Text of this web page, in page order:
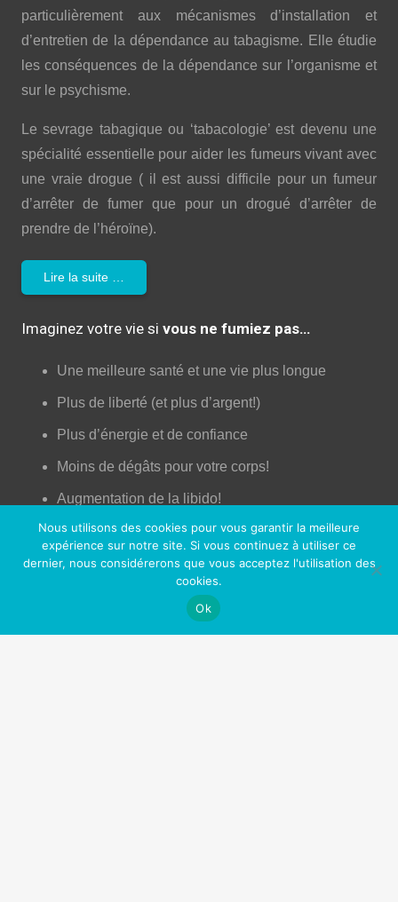
particulièrement aux mécanismes d’installation et
d’entretien de la dépendance au tabagisme. Elle étudie
les conséquences de la dépendance sur l’organisme et
sur le psychisme.
Le sevrage tabagique ou ‘tabacologie’ est devenu une
spécialité essentielle pour aider les fumeurs vivant avec
une vraie drogue ( il est aussi difficile pour un fumeur
d’arrêter de fumer que pour un drogué d’arrêter de
prendre de l’héroïne).
Lire la suite …
Imaginez votre vie si vous ne fumiez pas…
Une meilleure santé et une vie plus longue
Plus de liberté (et plus d’argent!)
Plus d’énergie et de confiance
Moins de dégâts pour votre corps!
Augmentation de la libido!
Une peau plus jeune
Un meilleur contrôle de votre vie
Plus d’opportunités professionnelles et sociales
Nous utilisons des cookies pour vous garantir la meilleure
expérience sur notre site. Si vous continuez à utiliser ce
dernier, nous considérerons que vous acceptez l'utilisation des
cookies.
Ok